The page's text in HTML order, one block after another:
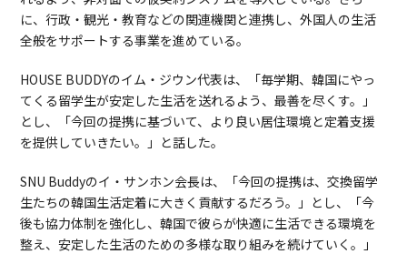
に、行政・観光・教育などの関連機関と連携し、外国人の生活
全般をサポートする事業を進めている。
HOUSE BUDDYのイム・ジウン代表は、「毎学期、韓国にやっ
てくる留学生が安定した生活を送れるよう、最善を尽くす。」
とし、「今回の提携に基づいて、より良い居住環境と定着支援
を提供していきたい。」と話した。
SNU Buddyのイ・サンホン会長は、「今回の提携は、交換留学
生たちの韓国生活定着に大きく貢献するだろう。」とし、「今
後も協力体制を強化し、韓国で彼らが快適に生活できる環境を
整え、安定した生活のための多様な取り組みを続けていく。」